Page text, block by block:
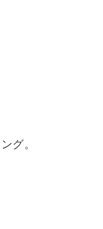
グ。